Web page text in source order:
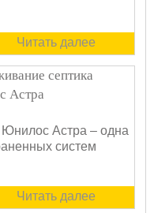
Читать далее
септика
Астра
Астра – одна
систем
Читать далее